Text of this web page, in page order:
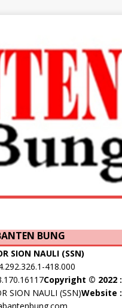
BUNG
SION NAULI (SSN)
418.000
Copyright © 2022 :
SION NAULI (SSN)Website :